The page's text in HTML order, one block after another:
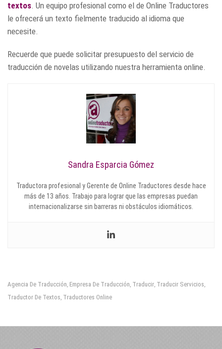
textos. Un equipo profesional como el de Online Traductores
le ofrecerá un texto fielmente traducido al idioma que
necesite.
Recuerde que puede solicitar presupuesto del servicio de
traducción de novelas utilizando nuestra herramienta online.
Sandra Esparcia Gómez
Traductora profesional y Gerente de Online Traductores desde hace
más de 13 años. Trabajo para lograr que las empresas puedan
internacionalizarse sin barreras ni obstáculos idiomáticos.
Agencia De Traducción, Empresa De Traducción, Traducir, Traducir Servicios,
Traductor De Textos, Traductores Online